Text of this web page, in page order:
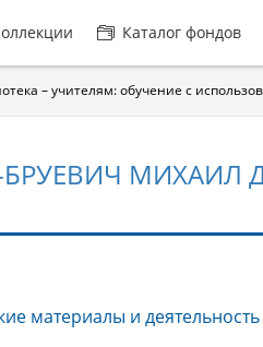
Каталог фондов
– учителям: обучение с
МИХАИЛ
материалы и деятельность